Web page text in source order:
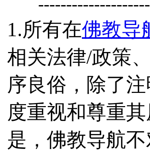
1.所有在佛教导
相关法律/政策
序良俗，除了
度重视和尊重
是，佛教导航